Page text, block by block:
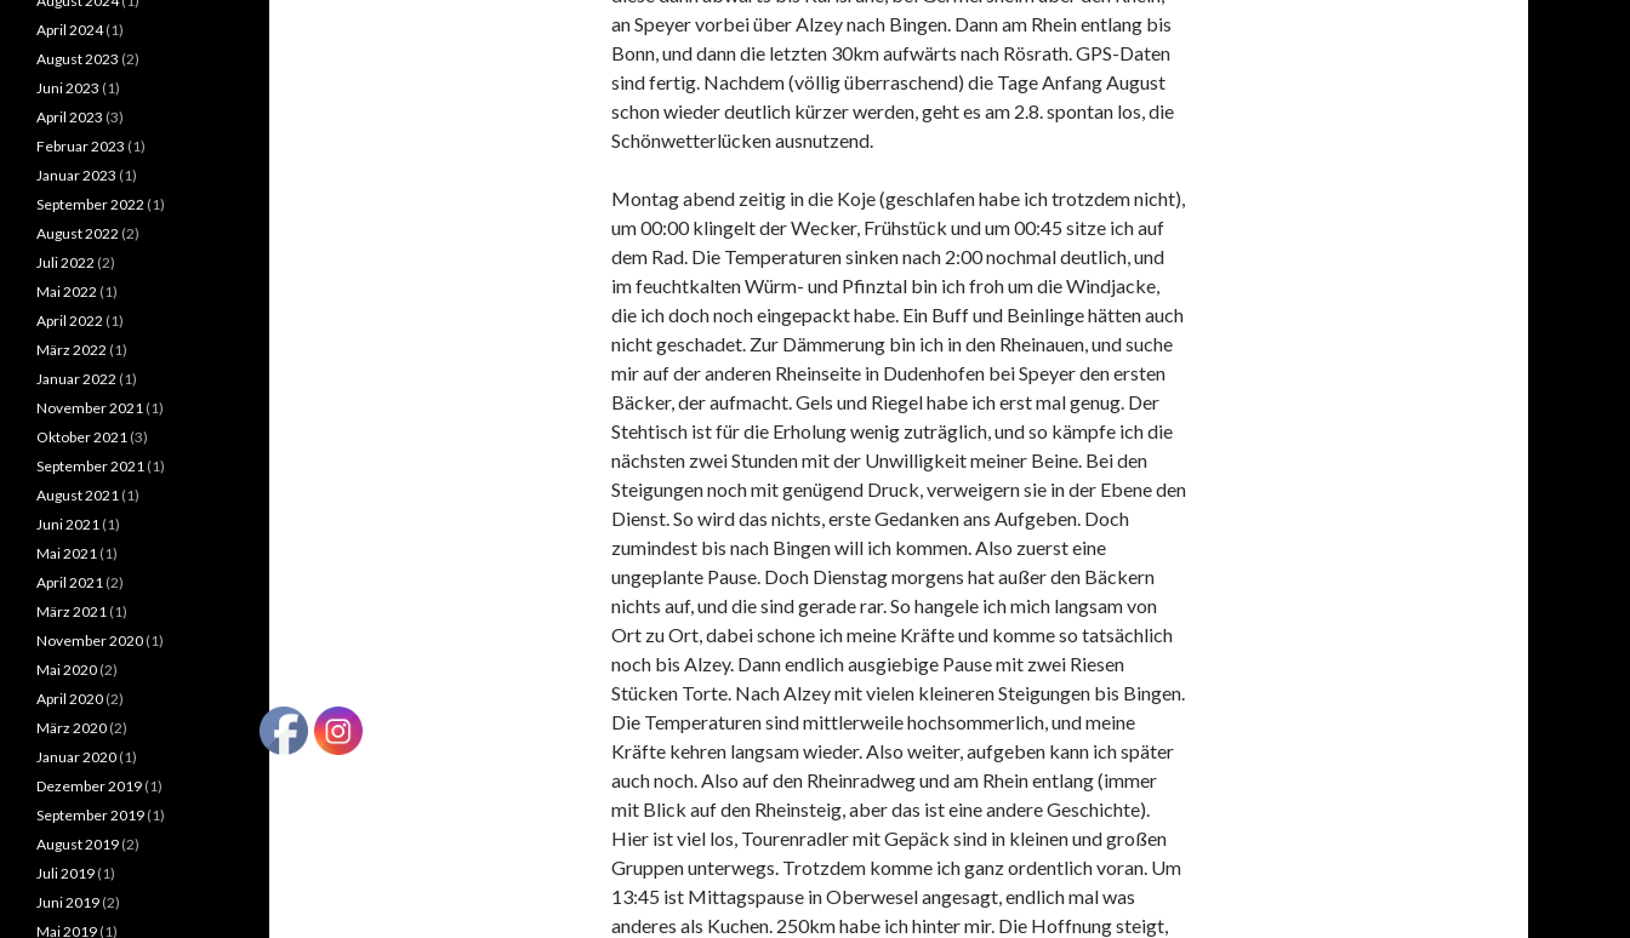
an Speyer vorbei über Alzey nach Bingen. Dann am Rhein entlang bis
Bonn, und dann die letzten 30km aufwärts nach Rösrath. GPS-Daten
sind fertig. Nachdem (völlig überraschend) die Tage Anfang August
schon wieder deutlich kürzer werden, geht es am 2.8. spontan los, die
Schönwetterlücken ausnutzend.
Montag abend zeitig in die Koje (geschlafen habe ich trotzdem nicht),
um 00:00 klingelt der Wecker, Frühstück und um 00:45 sitze ich auf
dem Rad. Die Temperaturen sinken nach 2:00 nochmal deutlich, und
im feuchtkalten Würm- und Pfinztal bin ich froh um die Windjacke,
die ich doch noch eingepackt habe. Ein Buff und Beinlinge hätten auch
nicht geschadet. Zur Dämmerung bin ich in den Rheinauen, und suche
mir auf der anderen Rheinseite in Dudenhofen bei Speyer den ersten
Bäcker, der aufmacht. Gels und Riegel habe ich erst mal genug. Der
Stehtisch ist für die Erholung wenig zuträglich, und so kämpfe ich die
nächsten zwei Stunden mit der Unwilligkeit meiner Beine. Bei den
Steigungen noch mit genügend Druck, verweigern sie in der Ebene den
Dienst. So wird das nichts, erste Gedanken ans Aufgeben. Doch
zumindest bis nach Bingen will ich kommen. Also zuerst eine
ungeplante Pause. Doch Dienstag morgens hat außer den Bäckern
nichts auf, und die sind gerade rar. So hangele ich mich langsam von
Ort zu Ort, dabei schone ich meine Kräfte und komme so tatsächlich
noch bis Alzey. Dann endlich ausgiebige Pause mit zwei Riesen
Stücken Torte. Nach Alzey mit vielen kleineren Steigungen bis Bingen.
Die Temperaturen sind mittlerweile hochsommerlich, und meine
Kräfte kehren langsam wieder. Also weiter, aufgeben kann ich später
auch noch. Also auf den Rheinradweg und am Rhein entlang (immer
mit Blick auf den Rheinsteig, aber das ist eine andere Geschichte).
Hier ist viel los, Tourenradler mit Gepäck sind in kleinen und großen
Gruppen unterwegs. Trotzdem komme ich ganz ordentlich voran. Um
13:45 ist Mittagspause in Oberwesel angesagt, endlich mal was
anderes als Kuchen. 250km habe ich hinter mir. Die Hoffnung steigt,
April 2024(1)
August 2023 (2)
Juni 2023 (1)
April 2023 (3)
Februar 2023 (1)
Januar 2023 (1)
September 2022 (1)
August 2022 (2)
Juli 2022 (2)
Mai 2022 (1)
April 2022 (1)
März 2022 (1)
Januar 2022 (1)
November 2021 (1)
Oktober 2021 (3)
September 2021 (1)
August 2021 (1)
Juni 2021 (1)
Mai 2021 (1)
April 2021 (2)
März 2021 (1)
November 2020 (1)
Mai 2020 (2)
April 2020 (2)
März 2020 (2)
Januar 2020 (1)
Dezember 2019 (1)
September 2019 (1)
August 2019 (2)
Juli 2019 (1)
Juni 2019 (2)
Mai 2019 (1)